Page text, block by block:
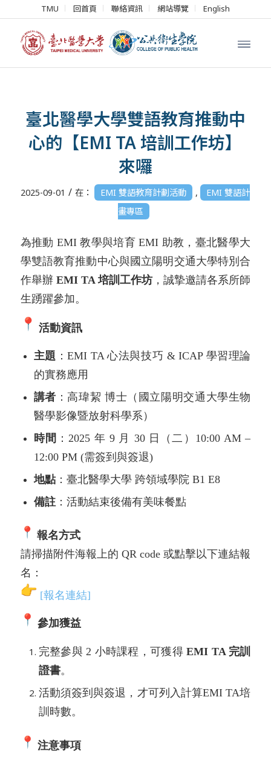
TMU 回首頁 聯絡資訊 網站導覽 English
臺北醫學大學雙語教育推動中
心的【EMI TA 培訓工作坊】
來囉
2025-09-01 / 在： EMI 雙語教育計劃活動 ,
EMI 雙語計
畫專區
為推動 EMI 教學與培育 EMI 助教， 臺北醫學大
學雙語教育推動中心與國立陽明交通大學特別合
作舉辦 EMI TA 培訓工作坊 ，誠摯邀請各系所師
生踴躍參加。
活動資訊
主題 ：EMI TA 心法與技巧 & ICAP 學習理論
的實務應用
講者 ：高瑋絜 博士（國立陽明交通大學生物
醫學影像暨放射科學系）
時間 ：2025 年 9 月 30 日（二）10:00 AM –
12:00 PM (需簽到與簽退)
地點：臺北醫學大學 跨領域學院 B1 E8
備註：活動結束後備有美味餐點
報名方式
請掃描附件海報上的 QR code 或點擊以下連結報
名：
[報名連結]
參加獲益
完整參與 2 小時課程，可獲得EMI TA 完訓
證書。
活動須簽到與簽退，才可列入計算EMI TA培
訓時數。
注意事項